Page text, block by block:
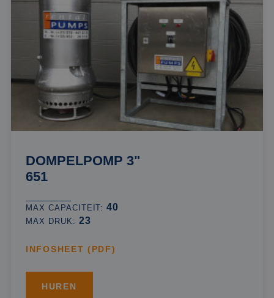
DOMPELPOMP 3"
651
MAX CAPACITEIT:40
MAX DRUK: 23
INFOSHEET (PDF)
HUREN